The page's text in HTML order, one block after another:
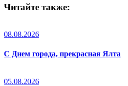
Читайте также:
08.08.2026
С Днем города, прекрасная Ялта
05.08.2026